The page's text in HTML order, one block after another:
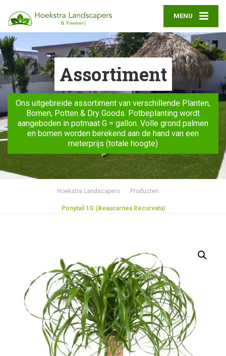
MENU
Assortiment
Ons uitgebreide assortiment van verschillende Planten,
Bomen, Potten & Dry Goods. Potbeplanting wordt
aangeboden in potmaat G = gallon. Volle grond palmen
en bomen worden berekend aan de hand van een
meterprijs (totale hoogte)
Hoekstra Landscapers Producten
Ponytail 1G (Beaucarnea Recurvata)